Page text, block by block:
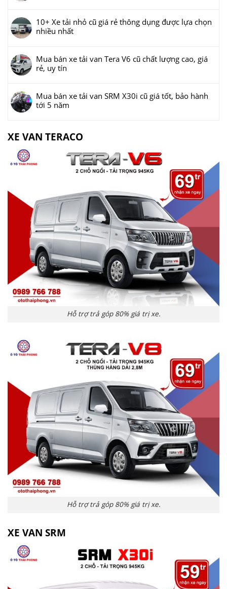
10+ Xe tải nhỏ cũ giá rẻ thông dụng được lựa chọn
nhiều nhất
Mua bán xe tải van Tera V6 cũ chất lượng cao, giá
rẻ, uy tín
Mua bán xe tải van SRM X30i cũ giá tốt, bảo hành
tới 5 năm
XE VAN TERACO
Hỗ trợ trả góp 80% giá trị xe.
Hỗ trợ trả góp 80% giá trị xe.
XE VAN SRM